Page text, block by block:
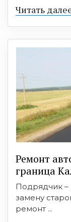
Читать
Ремонт
граница
Подрядчик
замену
ремонт ...